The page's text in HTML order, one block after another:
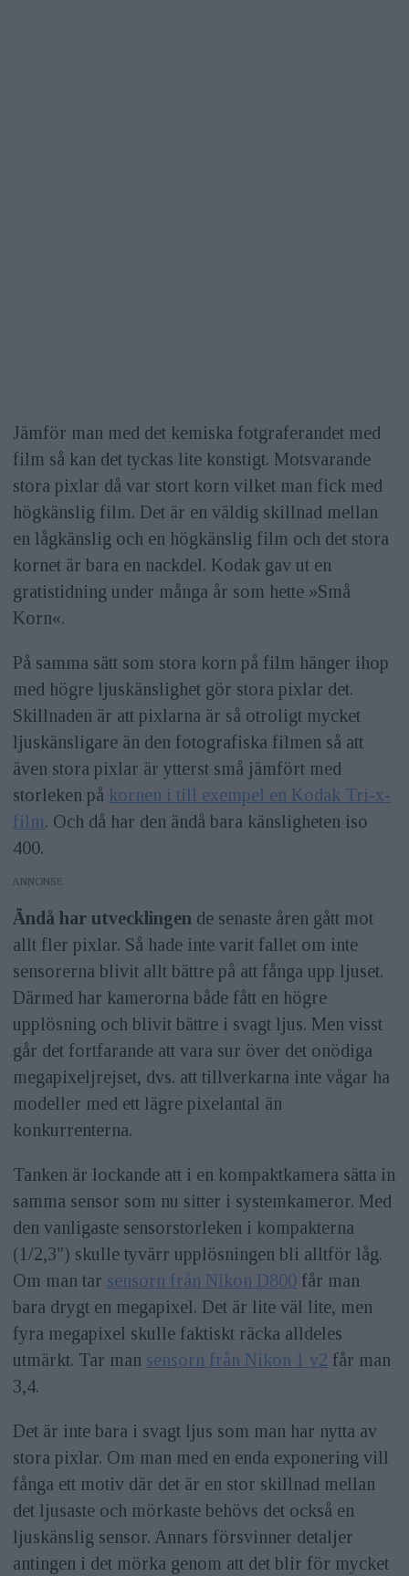
Jämför man med det kemiska fotgraferandet med
film så kan det tyckas lite konstigt. Motsvarande
stora pixlar då var stort korn vilket man fick med
högkänslig film. Det är en väldig skillnad mellan
en lågkänslig och en högkänslig film och det stora
kornet är bara en nackdel. Kodak gav ut en
gratistidning under många år som hette »Små
Korn«.
På samma sätt som stora korn på film hänger ihop
med högre ljuskänslighet gör stora pixlar det.
Skillnaden är att pixlarna är så otroligt mycket
ljuskänsligare än den fotografiska filmen så att
även stora pixlar är ytterst små jämfört med
storleken på kornen i till exempel en Kodak Tri-x-
film. Och då har den ändå bara känsligheten iso
400.
ANNONS
Ändå har utvecklingen de senaste åren gått mot
allt fler pixlar. Så hade inte varit fallet om inte
sensorerna blivit allt bättre på att fånga upp ljuset.
Därmed har kamerorna både fått en högre
upplösning och blivit bättre i svagt ljus. Men visst
går det fortfarande att vara sur över det onödiga
megapixeljrejset, dvs. att tillverkarna inte vågar ha
modeller med ett lägre pixelantal än
konkurrenterna.
Tanken är lockande att i en kompaktkamera sätta in
samma sensor som nu sitter i systemkameror. Med
den vanligaste sensorstorleken i kompakterna
(1/2,3") skulle tyvärr upplösningen bli alltför låg.
Om man tar sensorn från Nikon D800får man
bara drygt en megapixel. Det är lite väl lite, men
fyra megapixel skulle faktiskt räcka alldeles
utmärkt. Tar man sensorn från Nikon 1 v2 får man
3,4.
Det är inte bara i svagt ljus som man har nytta av
stora pixlar. Om man med en enda exponering vill
fånga ett motiv där det är en stor skillnad mellan
det ljusaste och mörkaste behövs det också en
ljuskänslig sensor. Annars försvinner detaljer
antingen i det mörka genom att det blir för mycket